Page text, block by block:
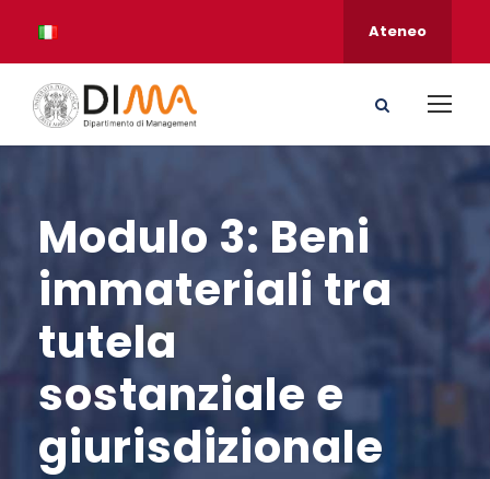
Ateneo
Modulo 3: Beni
immateriali tra
tutela
sostanziale e
giurisdizionale